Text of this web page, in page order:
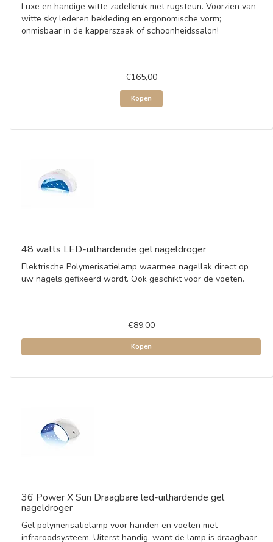
Luxe en handige witte zadelkruk met rugsteun. Voorzien van
witte sky lederen bekleding en ergonomische vorm;
onmisbaar in de kapperszaak of schoonheidssalon!
€165,00
Kopen
48 watts LED-uithardende gel nageldroger
Elektrische Polymerisatielamp waarmee nagellak direct op
uw nagels gefixeerd wordt. Ook geschikt voor de voeten.
€89,00
Kopen
36 Power X Sun Draagbare led-uithardende gel
nageldroger
Gel polymerisatielamp voor handen en voeten met
infraroodsysteem. Uiterst handig, want de lamp is draagbaar